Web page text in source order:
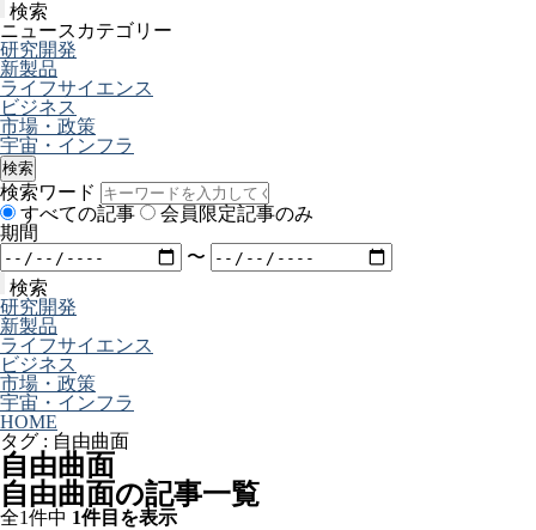
検索
ニュースカテゴリー
研究開発
新製品
ライフサイエンス
ビジネス
市場・政策
宇宙・インフラ
検索
検索ワード
すべての記事
会員限定記事のみ
期間
〜
検索
研究開発
新製品
ライフサイエンス
ビジネス
市場・政策
宇宙・インフラ
HOME
タグ : 自由曲面
自由曲面
自由曲面の記事一覧
全1件中 1件目を表示